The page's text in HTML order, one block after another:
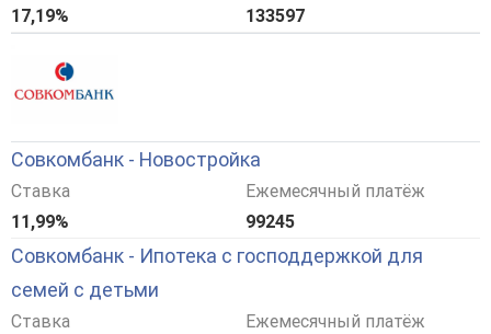
17,19%
133597
Совкомбанк - Новостройка
Ставка
11,99%
Ежемесячный платёж
99245
Совкомбанк - Ипотека с господдержкой для
семей с детьми
Ставка
Ежемесячный платёж